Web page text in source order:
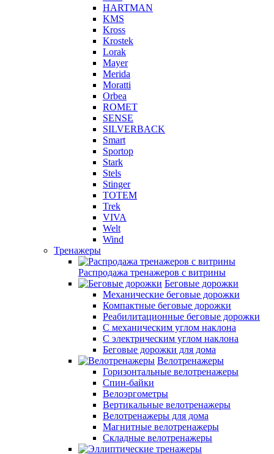
HARTMAN
KMS
Kross
Krostek
Lorak
Mayer
Merida
Moratti
Orbea
ROMET
SENSE
SILVERBACK
Smart
Sportop
Stark
Stels
Stinger
TOTEM
Trek
VIVA
Welt
Wind
Тренажеры
Распродажа тренажеров с витрины
Беговые дорожки
Механические беговые дорожки
Компактные беговые дорожки
Реабилитационные беговые дорожки
С механическим углом наклона
С электрическим углом наклона
Беговые дорожки для дома
Велотренажеры
Горизонтальные велотренажеры
Спин-байки
Велоэргометры
Вертикальные велотренажеры
Велотренажеры для дома
Магнитные велотренажеры
Складные велотренажеры